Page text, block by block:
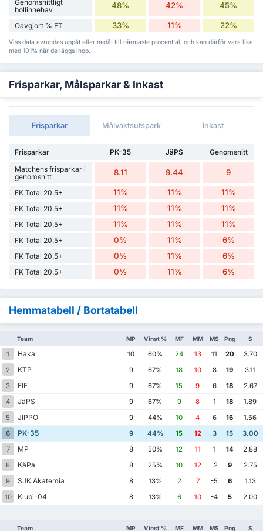
Genomsnittligt
bollinnehav
48% 42% 45%
Oavgjort % FT 33% 11% 22%
Viss data avrundas uppåt eller nedåt till närmaste procenttal, och kan därför vara lika
med 101% när de läggs ihop.
Frisparkar, Målsparkar & Inkast
Frisparkar Målvaktsutspark Inkast
Frisparkar PK-35 JäPS
Genomsnitt
Matchens frisparkar i
genomsnitt
8.11 9.44 9
FK Total 20.5+ 11% 11% 11%
FK Total 20.5+ 11% 11% 11%
FK Total 20.5+ 11% 11% 11%
FK Total 20.5+ 0% 11% 6%
FK Total 20.5+ 0% 11% 6%
FK Total 20.5+ 0% 11% 6%
Hemmatabell / Bortatabell
Team MP Vinst % MF MM MS Png S
1 Haka 10 60% 24 13 11 20
3.70
2
KTP 9 67% 18 10 8 19
3.11
3
EIF 9 67% 15 9 6 18
2.67
4
JäPS 9 67% 9 8 1 18
1.89
5
JIPPO 9 44% 10 4 6 16
1.56
6
PK-35 9 44% 15 12 3 15
3.00
7
MP 8 50% 12 11 1 14
2.88
8
KäPa 8 25% 10 12 -2 9
2.75
9
SJK Akatemia 8 13% 2 7 -5 6
1.13
10
Klubi-04 8 13% 6 10 -4 5 2.00
Team MP Vinst % MF MM MS Png S